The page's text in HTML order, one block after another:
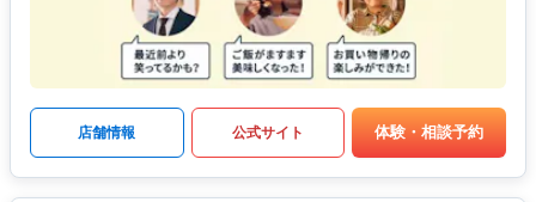
店舗情報 公式サイト 体験・相談予約